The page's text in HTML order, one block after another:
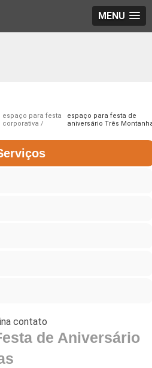
MENU
espaço para festa
corporativa
espaço para festa de
aniversário Três
de Aniversário